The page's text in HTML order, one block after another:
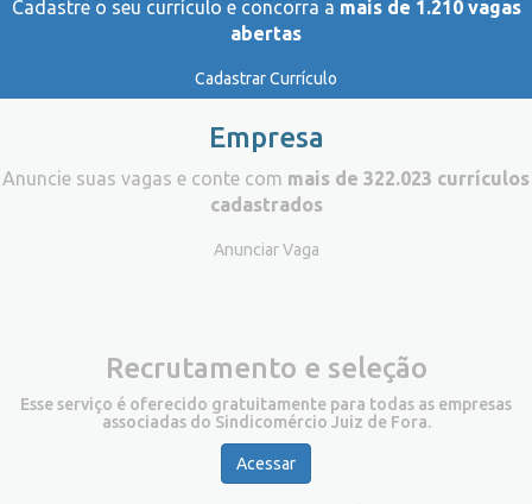
Cadastre o seu currículo e concorra a mais de 1.210 vagas
abertas
Cadastrar Currículo
Empresa
Anuncie suas vagas e conte com mais de 322.023 currículos
cadastrados
Anunciar Vaga
Recrutamento e seleção
Esse serviço é oferecido gratuitamente para todas as empresas
associadas do Sindicomércio Juiz de Fora.
Acessar